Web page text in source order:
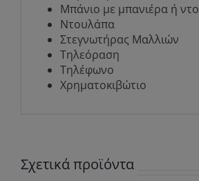
Μπάνιο με μπανιέρα ή
Ντουλάπα
Στεγνωτήρας Μαλλιών
Τηλεόραση
Τηλέφωνο
Χρηματοκιβώτιο
Σχετικά προϊόντα